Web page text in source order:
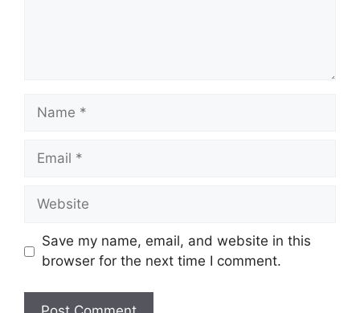
Name
Email
Website
Save my name, email, and website in this
browser for the next time I comment.